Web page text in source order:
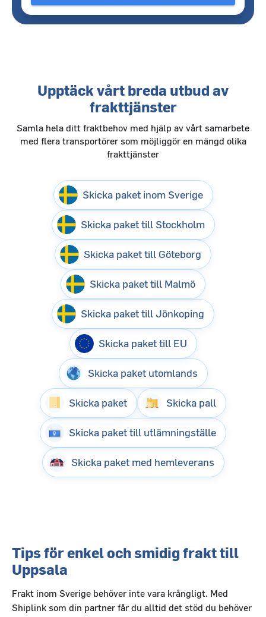
Upptäck vårt breda utbud av
frakttjänster
Samla hela ditt fraktbehov med hjälp av vårt samarbete
med flera transportörer som möjliggör en mängd olika
frakttjänster
Skicka paket inom Sverige
Skicka paket till Stockholm
Skicka paket till Göteborg
Skicka paket till Malmö
Skicka paket till Jönkoping
Skicka paket till EU
Skicka paket utomlands
Skicka paket Skicka pall
Skicka paket till utlämningställe
Skicka paket med hemleverans
Tips för enkel och smidig frakt till
Uppsala
Frakt inom Sverige behöver inte vara krångligt. Med
Shiplink som din partner får du alltid det stöd du behöver